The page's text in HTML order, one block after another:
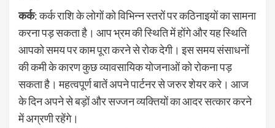
कर्क: कर्क राशि के लोगों को विभिन्न स्तरों पर कठिनाइयों का सामना
करना पड़ सकता है। आप भ्रम की स्थिति में होंगे और यह स्थिति
आपको समय पर काम पूरा करने से रोक देगी। इस समय संसाधनों
की कमी के कारण कुछ व्यावसायिक योजनाओं को रोकना पड़
सकता है। महत्वपूर्ण बातें अपने पार्टनर से जरुर शेयर करे। आज
के दिन अपने से बड़ों और सज्जन व्यक्तियों का आदर सत्कार करने
में अग्रणी रहेंगे।